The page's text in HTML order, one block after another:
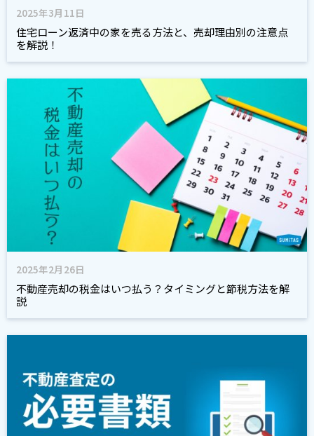
2025年3月11日
住宅ローン返済中の家を売る方法と、売却理由別の注意点
を解説！
2025年2月26日
不動産売却の税金はいつ払う？タイミングと節税方法を解
説